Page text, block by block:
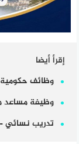
إقرأ أيضا
وظائف حكومية
وظيفة مساعد
تدريب نسائي –